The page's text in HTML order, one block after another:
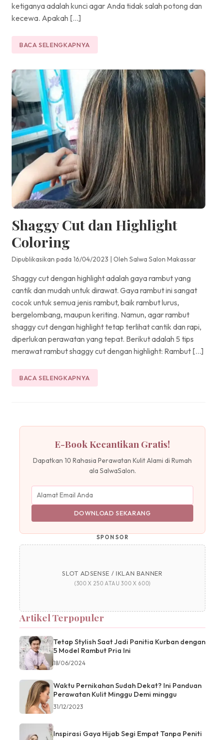
ketiganya adalah kunci agar Anda tidak salah potong dan
kecewa. Apakah […]
BACA SELENGKAPNYA
Shaggy Cut dan Highlight
Coloring
Dipublikasikan pada 16/04/2023 | Oleh Salwa Salon Makassar
Shaggy cut dengan highlight adalah gaya rambut yang
cantik dan mudah untuk dirawat. Gaya rambut ini sangat
cocok untuk semua jenis rambut, baik rambut lurus,
bergelombang, maupun keriting. Namun, agar rambut
shaggy cut dengan highlight tetap terlihat cantik dan rapi,
diperlukan perawatan yang tepat. Berikut adalah 5 tips
merawat rambut shaggy cut dengan highlight: Rambut […]
BACA SELENGKAPNYA
E-Book Kecantikan Gratis!
Dapatkan 10 Rahasia Perawatan Kulit Alami di Rumah
ala SalwaSalon.
DOWNLOAD SEKARANG
SPONSOR
SLOT ADSENSE / IKLAN BANNER
(300 X 250 ATAU 300 X 600)
Artikel Terpopuler
Tetap Stylish Saat Jadi Panitia Kurban dengan
5 Model Rambut Pria Ini
18/06/2024
Waktu Pernikahan Sudah Dekat? Ini Panduan
Perawatan Kulit Minggu Demi minggu
31/12/2023
Inspirasi Gaya Hijab Segi Empat Tanpa Peniti